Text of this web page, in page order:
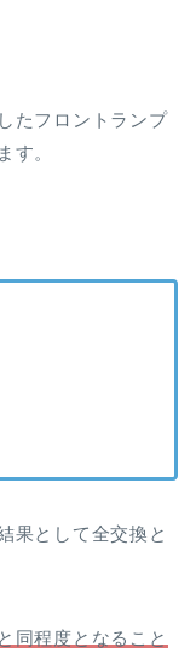
たフロントランプ
す。
果として全交換と
同程度となること